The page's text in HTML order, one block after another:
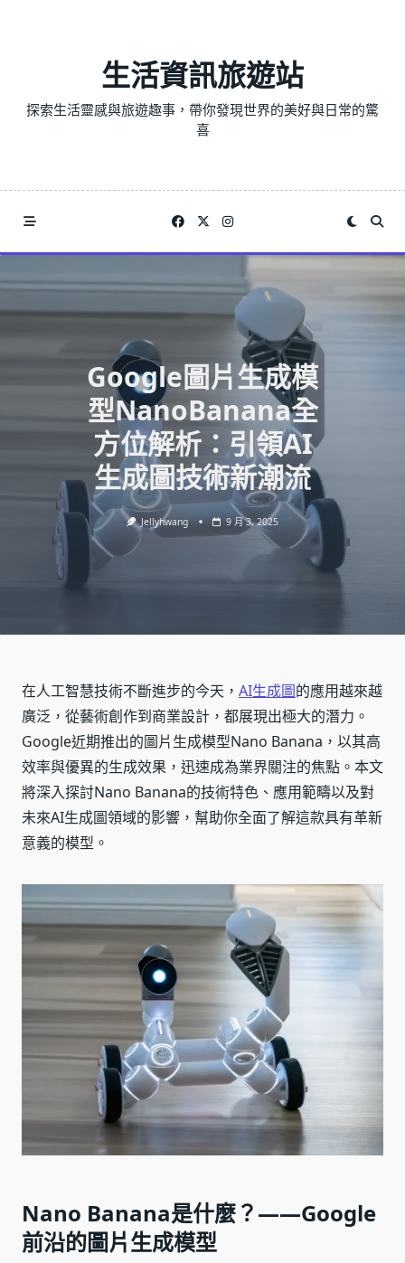
生活資訊旅遊站
探索生活靈感與旅遊趣事，帶你發現世界的美好與日常的驚
喜
Google圖片生成模
型NanoBanana全
方位解析：引領AI
生成圖技術新潮流
Jellyhwang 9 月 3, 2025
在人工智慧技術不斷進步的今天， AI生成圖的應用越來越
廣泛，從藝術創作到商業設計，都展現出極大的潛力。
Google近期推出的圖片生成模型Nano Banana，以其高
效率與優異的生成效果，迅速成為業界關注的焦點。本文
將深入探討Nano Banana的技術特色、應用範疇以及對
未來AI生成圖領域的影響，幫助你全面了解這款具有革新
意義的模型。
Nano Banana是什麼？——Google
前沿的圖片生成模型